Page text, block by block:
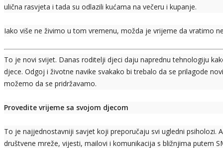
ulična rasvjeta i tada su odlazili kućama na večeru i kupanje.
Iako više ne živimo u tom vremenu, možda je vrijeme da vratimo
To je novi svijet. Danas roditelji djeci daju naprednu tehnologiju
djece. Odgoj i životne navike svakako bi trebalo da se prilagode
možemo da se pridržavamo.
Provedite vrijeme sa svojom djecom
To je najjednostavniji savjet koji preporučaju svi ugledni psiholozi.
društvene mreže, vijesti, mailovi i komunikacija s bližnjima putem